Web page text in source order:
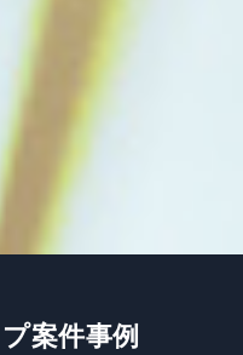
プ案件事例